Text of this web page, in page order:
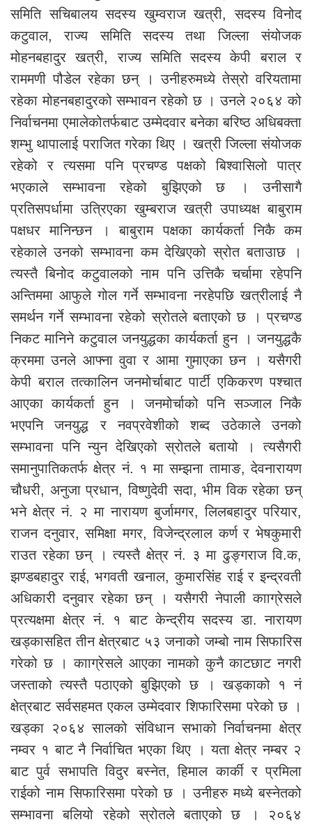
समिति सचिबालय सदस्य खुम्वराज खत्री, सदस्य विनोद
कटुवाल, राज्य समिति सदस्य तथा जिल्ला संयोजक
मोहनबहादुर खत्री, राज्य समिति सदस्य केपी बराल र
राममणी पौडेल रहेका छन् । उनीहरुमध्ये तेस्रो वरियतामा
रहेका मोहनबहादुरको सम्भावन रहेको छ । उनले २०६४ को
निर्वाचनमा एमालेकोतर्फबाट उम्मेदवार बनेका बरिष्ठ अधिबक्ता
शम्भु थापालाई पराजित गरेका थिए । खत्री जिल्ला संयोजक
रहेको र त्यसमा पनि प्रचण्ड पक्षको बिश्वासिलो पात्र
भएकाले सम्भावना रहेको बुझिएको छ । उनीसागै
प्रतिसपर्धामा उत्रिएका खुम्बराज खत्री उपाध्यक्ष बाबुराम
पक्षधर मानिन्छन । बाबुराम पक्षका कार्यकर्ता निकै कम
रहेकाले उनको सम्भावना कम देखिएको स्रोत बताउाछ ।
त्यस्तै बिनोद कटुवालको नाम पनि उत्तिकै चर्चामा रहेपनि
अन्तिममा आफुले गोल गर्ने सम्भावना नरहेपछि खत्रीलाई नै
समर्थन गर्ने सम्भावना रहेको स्रोतले बताएको छ । प्रचण्ड
निकट मानिने कटुवाल जनयुद्धका कार्यकर्ता हुन । जनयुद्धकै
क्रममा उनले आफ्ना वुवा र आमा गुमाएका छन । यसैगरी
केपी बराल तत्कालिन जनमोर्चाबाट पार्टी एकिकरण पश्चात
आएका कार्यकर्ता हुन । जनमोर्चाको पनि सञ्जाल निकै
भएपनि जनयुद्ध र नवप्रवेशीको शब्द उठेकाले उनको
सम्भावना पनि न्युन देखिएको स्रोतले बतायो । त्यसैगरी
समानुपातिकतर्फ क्षेत्र नं. १ मा सम्झना तामाङ, देवनारायण
चौधरी, अनुजा प्रधान, विष्णुदेवी सदा, भीम विक रहेका छन्
भने क्षेत्र नं. २ मा नारायण बुर्जामगर, लिलबहादुर परियार,
राजन दनुवार, समिक्षा मगर, विजेन्द्रलाल कर्ण र भेषकुमारी
राउत रहेका छन् । त्यस्तै क्षेत्र नं. ३ मा ढुङ्गराज वि.क,
झण्डबहादुर राई, भगवती खनाल, कुमारसिंह राई र इन्द्रवती
अधिकारी दनुवार रहेका छन् । यसैगरी नेपाली कााग्रेसले
प्रत्यक्षमा क्षेत्र नं. १ बाट केन्द्रीय सदस्य डा. नारायण
खड्कासहित तीन क्षेत्रबाट ५३ जनाको जम्बो नाम सिफारिस
गरेको छ । कााग्रेसले आएका नामको कुनै काटछाट नगरी
जस्ताको त्यस्तै पठाएको बुझिएको छ । खड्काको १ नं
क्षेत्रबाट सर्वसहमत एकल उम्मेदवार शिफारिसमा परेको छ ।
खड्का २०६४ सालको संविधान सभाको निर्वाचनमा क्षेत्र
नम्वर १ बाट नै निर्वाचित भएका थिए । यता क्षेत्र नम्बर २
बाट पुर्व सभापति विदुर बस्नेत, हिमाल कार्की र प्रमिला
राईको नाम सिफारिसमा परेको छ । उनीहरु मध्ये बस्नेतको
सम्भावना बलियो रहेको स्रोतले बताएको छ । २०६४